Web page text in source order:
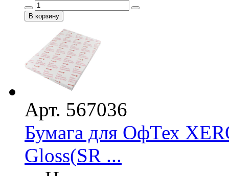
Арт. 567036
Бумага для ОфТех
Gloss(SR ...